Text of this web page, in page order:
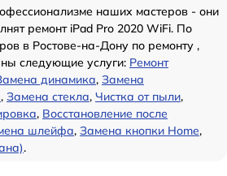
наших мастеров - они
ремонт iPad Pro 2020 WiFi. По
в Ростове-на-Дону по ремонту ,
следующие услуги: Ремонт
динамика, Замена
, Замена стекла, Чистка от пыли,
, Восстановление после
шлейфа, Замена кнопки Home,
.